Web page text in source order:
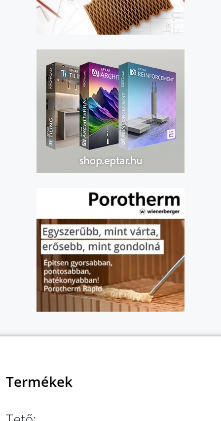
Termékek